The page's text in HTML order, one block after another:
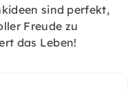
sind perfekt,
Freude zu
das Leben!